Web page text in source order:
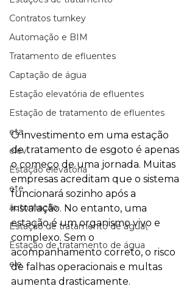
Contratos turnkey
Automação e BIM
Tratamento de efluentes
Captação de água
Estação elevatória de efluentes
Estação de tratamento de efluentes
eta
elev
Estação elevatória
ete
automação
Estação de tratamento de água\
Estação de tratamento de água
ele
O investimento em uma estação
de tratamento de esgoto é apenas
o começo de uma jornada. Muitas
empresas acreditam que o sistema
funcionará sozinho após a
instalação. No entanto, uma
estação é um organismo vivo e
complexo. Sem o
acompanhamento correto, o risco
de falhas operacionais e multas
aumenta drasticamente.